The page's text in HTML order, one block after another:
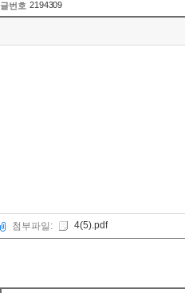
글번호 2194309
첨부파일: 4(5).pdf